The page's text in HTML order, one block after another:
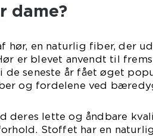
dame?
hør, en naturlig fiber, der
er blevet anvendt til
de seneste år fået øget
og fordelene ved
deres lette og åndbare
Stoffet har en